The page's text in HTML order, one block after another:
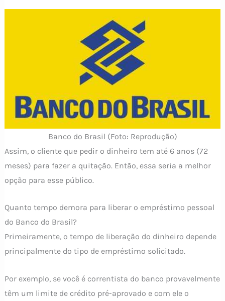
Banco do Brasil (Foto: Reprodução)
Assim, o cliente que pedir o dinheiro tem até 6 anos (72
meses) para fazer a quitação. Então, essa seria a melhor
opção para esse público.
Quanto tempo demora para liberar o empréstimo pessoal
do Banco do Brasil?
Primeiramente, o tempo de liberação do dinheiro depende
principalmente do tipo de empréstimo solicitado.
Por exemplo, se você é correntista do banco provavelmente
têm um limite de crédito pré-aprovado e com ele o